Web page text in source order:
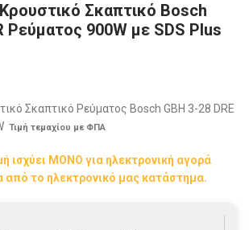
Σκαπτικό Bosch
Ρεύματος 900W με SDS Plus
Σκαπτικό Ρεύματος Bosch GBH 3-28 DRE
Τιμή τεμαχίου με ΦΠΑ
ισχύει ΜΟΝΟ για ηλεκτρονική αγορά
από το ηλεκτρονικό μας κατάστημα.